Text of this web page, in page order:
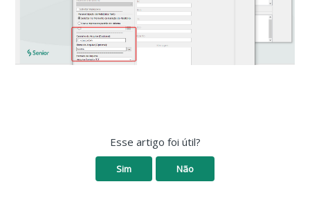
Esse artigo foi útil?
Sim Não